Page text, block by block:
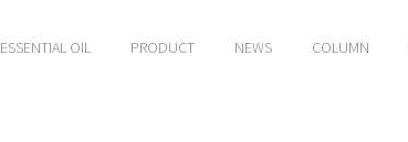
ESSENTIAL OIL PRODUCT NEWS COLUMN